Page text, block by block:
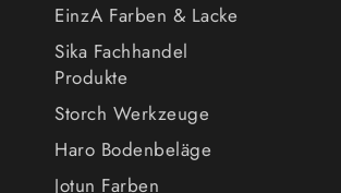
EinzA Farben & Lacke
Sika Fachhandel
Produkte
Storch Werkzeuge
Haro Bodenbeläge
Jotun Farben